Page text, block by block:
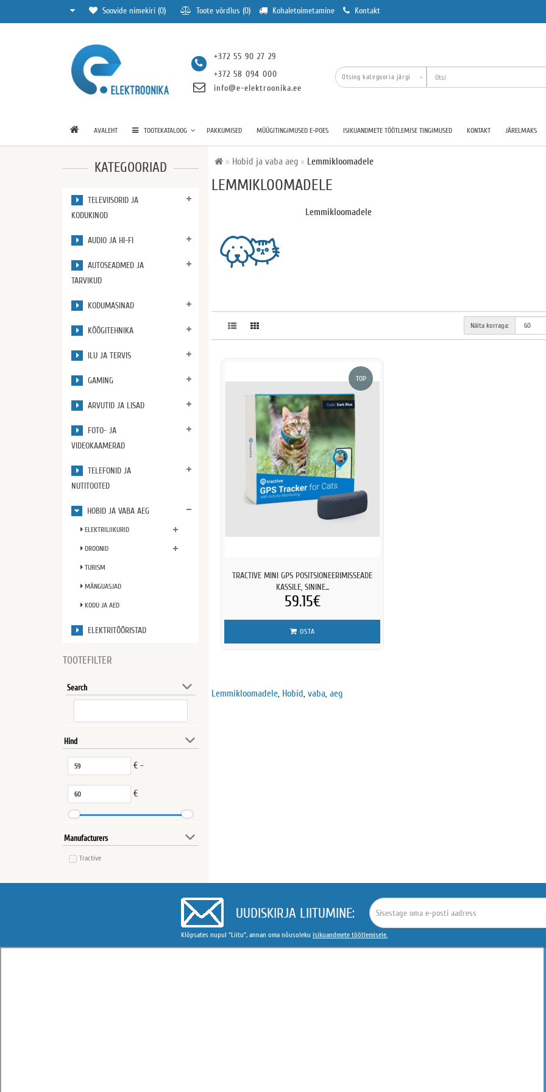
Soovide nimekiri (0) Toote võrdlus (0) Kohaletoimetamine Kontakt
+372 55 90 27 29
+372 58 094 000
info@e-elektroonika.ee
AVALEHT TOOTEKATALOOG PAKKUMISED MÜÜGITINGIMUSED E-POES ISIKUANDMETE TÖÖTLEMISE TINGIMUSED KONTAKT JÄRELMAKS
KATEGOORIAD
TELEVIISORID JA
KODUKINOD
AUDIO JA HI-FI
AUTOSEADMED JA
TARVIKUD
KODUMASINAD
KÖÖGITEHNIKA
ILU JA TERVIS
GAMING
ARVUTID JA LISAD
FOTO- JA
VIDEOKAAMERAD
TELEFONID JA
NUTITOOTED
HOBID JA VABA AEG
ELEKTRILIIKURID
DROONID
TURISM
MÄNGUASJAD
KODU JA AED
ELEKTRITÖÖRISTAD
TOOTEFILTER
Search
Hind
€ -
€
Manufacturers
Tractive
Hobid ja vaba aeg Lemmikloomadele
LEMMIKLOOMADELE
Lemmikloomadele
Näita korraga:
TOP
TRACTIVE MINI GPS POSITSIONEERIMISSEADE
KASSILE, SININE...
59.15€
OSTA
Lemmikloomadele, Hobid,vaba,aeg
UUDISKIRJA LIITUMINE:
Klõpsates nupul "Liitu", annan oma nõusoleku isikuandmete töötlemisele.